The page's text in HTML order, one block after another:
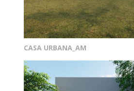
CASA URBANA_AM